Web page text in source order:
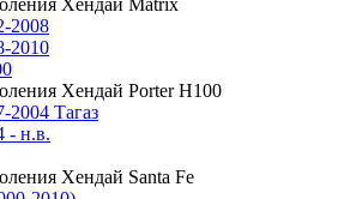
Хендай Matrix
2008
2010
Хендай Porter H100
2004 Тагаз
- н.в.
Хендай Santa Fe